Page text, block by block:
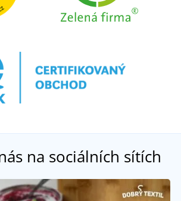
na sociálních sítích